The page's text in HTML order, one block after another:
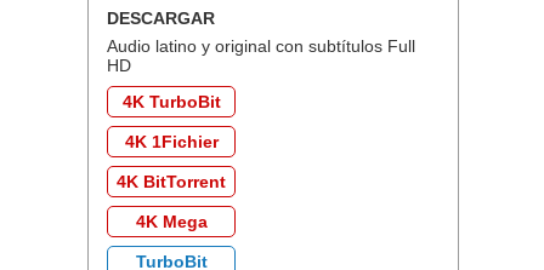
DESCARGAR
Audio latino y original con subtítulos Full
HD
4K TurboBit
4K 1Fichier
4K BitTorrent
4K Mega
TurboBit